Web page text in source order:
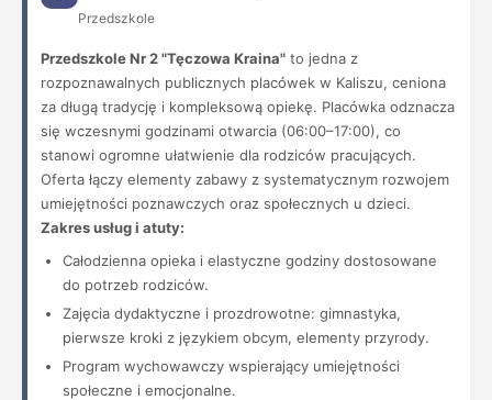
Przedszkole
Przedszkole Nr 2 "Tęczowa Kraina" to jedna z
rozpoznawalnych publicznych placówek w Kaliszu, ceniona
za długą tradycję i kompleksową opiekę. Placówka odznacza
się wczesnymi godzinami otwarcia (06:00–17:00), co
stanowi ogromne ułatwienie dla rodziców pracujących.
Oferta łączy elementy zabawy z systematycznym rozwojem
umiejętności poznawczych oraz społecznych u dzieci.
Zakres usług i atuty:
Całodzienna opieka i elastyczne godziny dostosowane
do potrzeb rodziców.
Zajęcia dydaktyczne i prozdrowotne: gimnastyka,
pierwsze kroki z językiem obcym, elementy przyrody.
Program wychowawczy wspierający umiejętności
społeczne i emocjonalne.